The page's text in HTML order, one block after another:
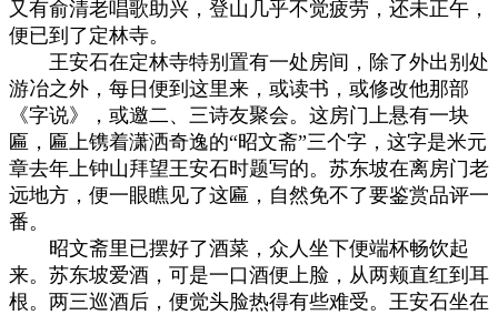
又有俞清老唱歌助兴，登山几乎不觉疲劳，还未正午，
便已到了定林寺。
王安石在定林寺特别置有一处房间，除了外出别处
游冶之外，每日便到这里来，或读书，或修改他那部
《字说》，或邀二、三诗友聚会。这房门上悬有一块
匾，匾上镌着潇洒奇逸的“昭文斋”三个字，这字是米元
章去年上钟山拜望王安石时题写的。苏东坡在离房门老
远地方，便一眼瞧见了这匾，自然免不了要鉴赏品评一
番。
昭文斋里已摆好了酒菜，众人坐下便端杯畅饮起
来。苏东坡爱酒，可是一口酒便上脸，从两颊直红到耳
根。两三巡酒后，便觉头脸热得有些难受。王安石坐在